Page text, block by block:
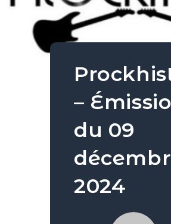
–
du 09
2024